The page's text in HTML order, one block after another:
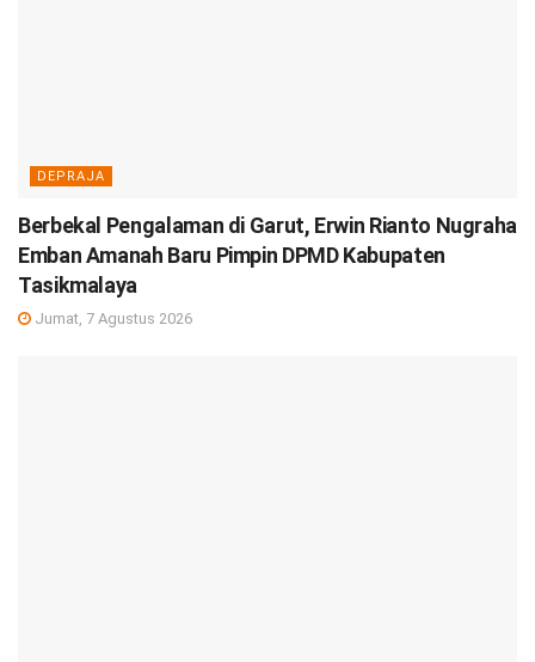
DEPRAJA
Berbekal Pengalaman di Garut, Erwin Rianto Nugraha
Emban Amanah Baru Pimpin DPMD Kabupaten
Tasikmalaya
Jumat, 7 Agustus 2026